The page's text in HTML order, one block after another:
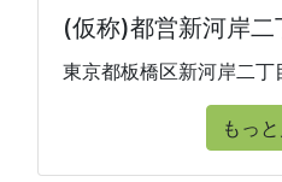
(仮称)都営新河岸二
東京都板橋区新河岸二丁
もっ